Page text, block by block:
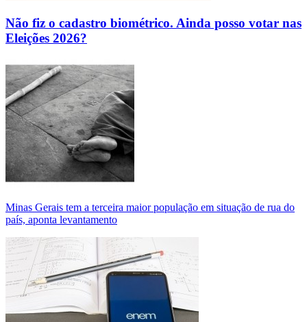
Não fiz o cadastro biométrico. Ainda posso votar nas
Eleições 2026?
Minas Gerais tem a terceira maior população em situação de rua do
país, aponta levantamento